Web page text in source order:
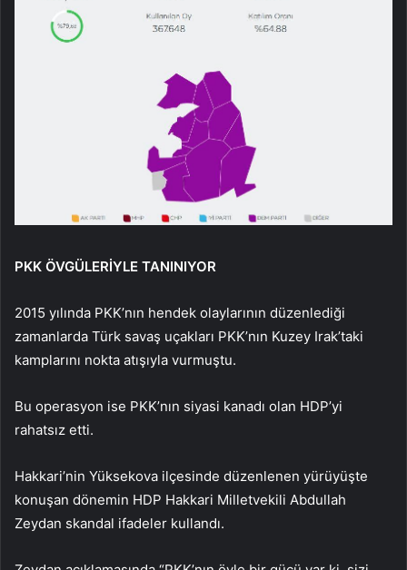
PKK ÖVGÜLERİYLE TANINIYOR
2015 yılında PKK’nın hendek olaylarının düzenlediği
zamanlarda Türk savaş uçakları PKK’nın Kuzey Irak’taki
kamplarını nokta atışıyla vurmuştu.
Bu operasyon ise PKK’nın siyasi kanadı olan HDP’yi
rahatsız etti.
Hakkari’nin Yüksekova ilçesinde düzenlenen yürüyüşte
konuşan dönemin HDP Hakkari Milletvekili Abdullah
Zeydan skandal ifadeler kullandı.